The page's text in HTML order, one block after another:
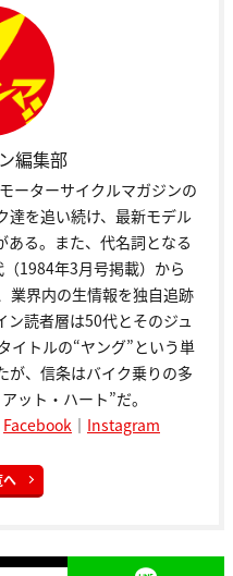
編集部
ーターサイクルマガジンの
達を追い続け、最新モデル
ある。また、代名詞となる
1984年3月号掲載）から
業界内の生情報を独自追跡
ン読者層は50代とそのジュ
イトルの“ヤング”という単
が、信条はバイク乗りの多
ット・ハート”だ。
Facebook ｜ Instagram
へ